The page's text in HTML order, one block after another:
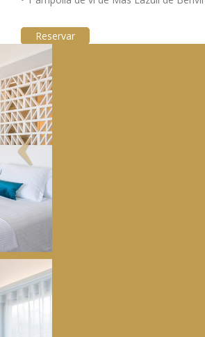
Reservar